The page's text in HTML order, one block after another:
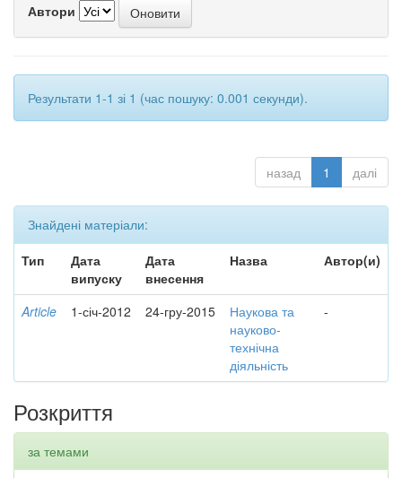
Автори
Результати 1-1 зі 1 (час пошуку: 0.001 секунди).
назад 1 далі
Знайдені матеріали:
Тип
Дата
випуску
Дата
внесення
Назва Автор(и)
Article 1-січ-2012 24-гру-2015
Наукова та
науково-
технічна
діяльність
-
Розкриття
за темами